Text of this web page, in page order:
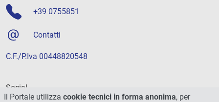
+39 0755851
Contatti
C.F./P.Iva 00448820548
Social
Il Portale utilizza cookie tecnici in forma anonima, per